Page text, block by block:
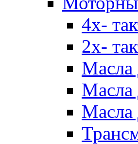
4х-
2х-
Масла
Масла
Масла